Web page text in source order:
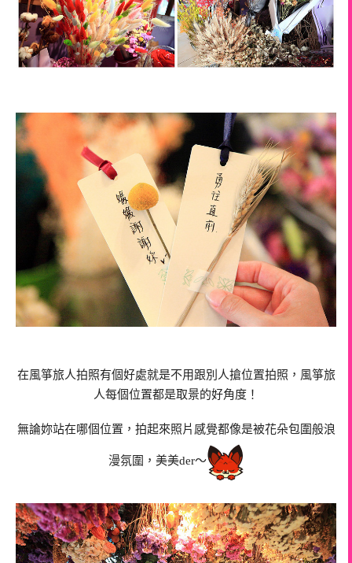
在風箏旅人拍照有個好處就是不用跟別人搶位置拍照，風箏旅
人每個位置都是取景的好角度！
無論妳站在哪個位置，拍起來照片感覺都像是被花朵包圍般浪
漫氛圍，美美der～